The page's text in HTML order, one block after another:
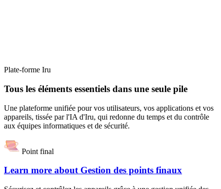
Plate-forme Iru
Tous les éléments essentiels dans une seule pile
Une plateforme unifiée pour vos utilisateurs, vos applications et vos
appareils, tissée par l'IA d'Iru, qui redonne du temps et du contrôle
aux équipes informatiques et de sécurité.
Point final
Learn more aboutGestion des points finaux